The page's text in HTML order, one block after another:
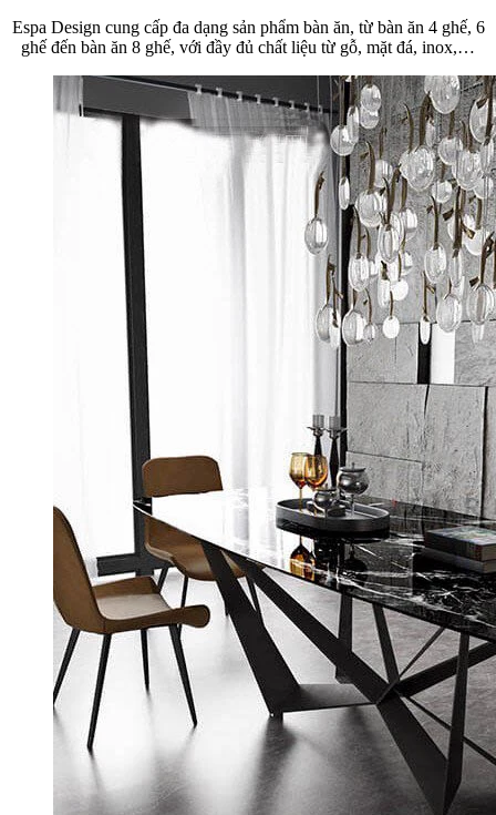
Espa Design cung cấp đa dạng sản phẩm bàn ăn, từ bàn ăn 4 ghế, 6
ghế đến bàn ăn 8 ghế, với đầy đủ chất liệu từ gỗ, mặt đá, inox,…